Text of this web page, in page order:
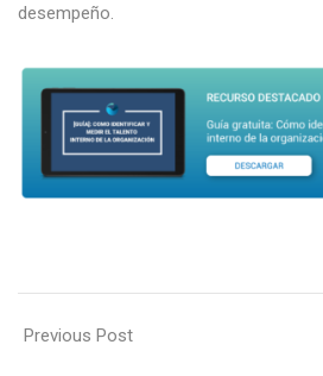
desempeño.
Previous Post